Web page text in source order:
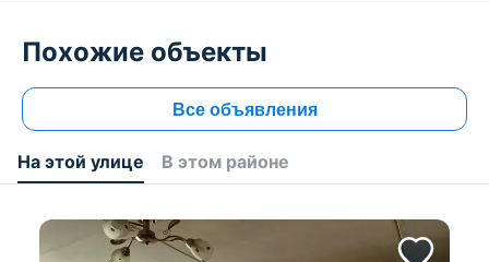
Похожие объекты
Все объявления
На этой улице В этом районе